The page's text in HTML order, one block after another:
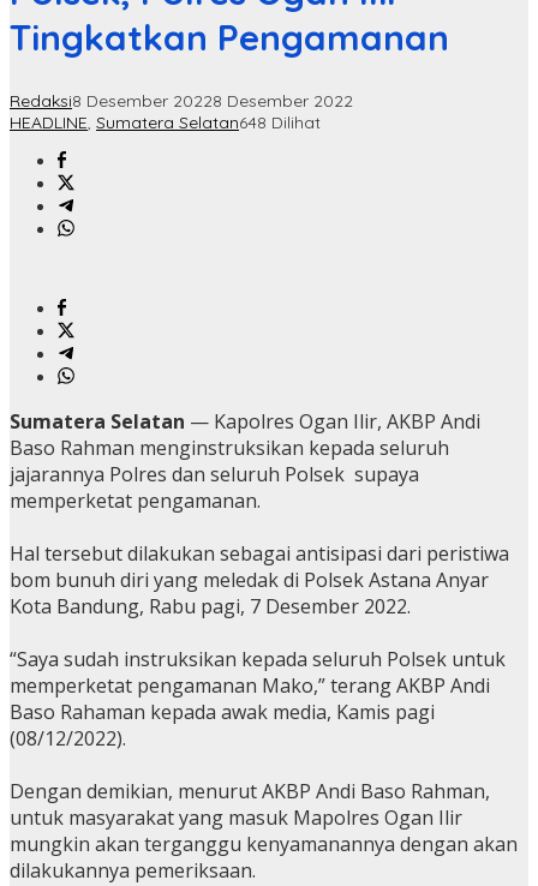
Tingkatkan Pengamanan
Redaksi8 Desember 20228 Desember 2022
HEADLINE, Sumatera Selatan648 Dilihat
Sumatera Selatan — Kapolres Ogan Ilir, AKBP Andi
Baso Rahman menginstruksikan kepada seluruh
jajarannya Polres dan seluruh Polsek supaya
memperketat pengamanan.
Hal tersebut dilakukan sebagai antisipasi dari peristiwa
bom bunuh diri yang meledak di Polsek Astana Anyar
Kota Bandung, Rabu pagi, 7 Desember 2022.
“Saya sudah instruksikan kepada seluruh Polsek untuk
memperketat pengamanan Mako,” terang AKBP Andi
Baso Rahaman kepada awak media, Kamis pagi
(08/12/2022).
Dengan demikian, menurut AKBP Andi Baso Rahman,
untuk masyarakat yang masuk Mapolres Ogan Ilir
mungkin akan terganggu kenyamanannya dengan akan
dilakukannya pemeriksaan.